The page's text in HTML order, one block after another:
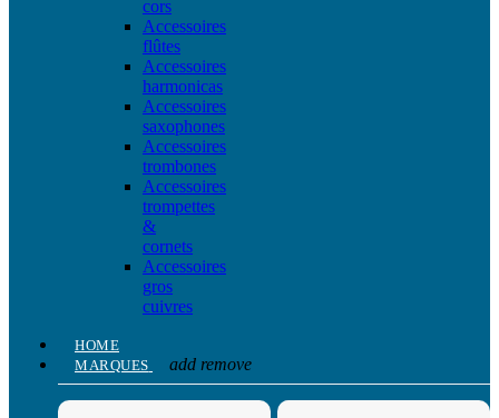
cors
Accessoires
flûtes
Accessoires
harmonicas
Accessoires
saxophones
Accessoires
trombones
Accessoires
trompettes
&
cornets
Accessoires
gros
cuivres
HOME
MARQUES
add remove